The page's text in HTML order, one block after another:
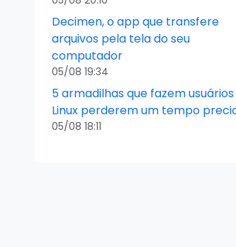
Decimen, o app que transfere
arquivos pela tela do seu
computador
05/08 19:34
5 armadilhas que fazem usuários
Linux perderem um tempo
05/08 18:11